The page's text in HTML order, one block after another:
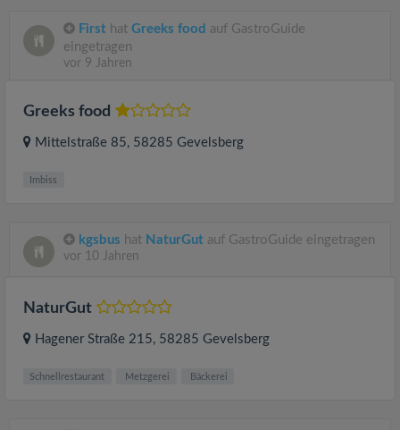
First hat Greeks food auf GastroGuide
eingetragen
vor 9 Jahren
Greeks food
Mittelstraße 85, 58285 Gevelsberg
Imbiss
kgsbus hat NaturGut auf GastroGuide eingetragen
vor 10 Jahren
NaturGut
Hagener Straße 215, 58285 Gevelsberg
Schnellrestaurant Metzgerei Bäckerei